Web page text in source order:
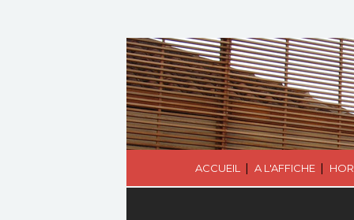
ACCUEIL | A L'AFFICHE |